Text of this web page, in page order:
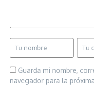
Guarda mi nombre,
navegador para la